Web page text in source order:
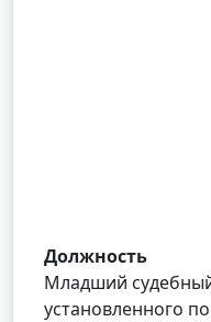
Должность
Младший
установленного